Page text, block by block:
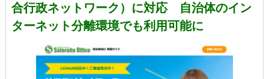
合行政ネットワーク）に対応 自治体のイン
ターネット分離環境でも利用可能に